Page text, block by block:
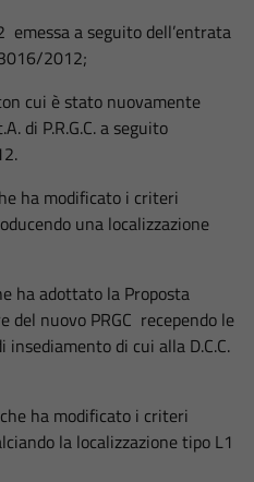
emessa a seguito dell’entrata
2012;
cui è stato nuovamente
di P.R.G.C. a seguito
ha modificato i criteri
una localizzazione
ha adottato la Proposta
del nuovo PRGC recependo le
di cui alla D.C.C.
ha modificato i criteri
la localizzazione tipo L1